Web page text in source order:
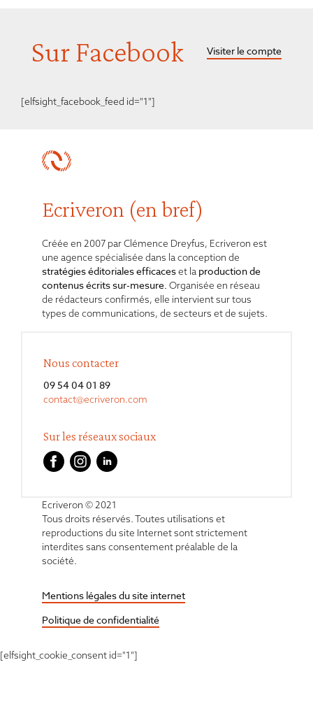
Sur Facebook Visiter le compte
[elfsight_facebook_feed id="1"]
Ecriveron (en bref)
Créée en 2007 par Clémence Dreyfus, Ecriveron est
une agence spécialisée dans la conception de
stratégies éditorialesefficaceset la production de
contenus écrits sur-mesure. Organisée en réseau
de rédacteurs confirmés, elle intervient sur tous
types de communications, de secteurs et de sujets.
Nous contacter
09 54 04 01 89
contact@ecriveron.com
Sur les réseaux sociaux
Ecriveron © 2021
Tous droits réservés. Toutes utilisations et
reproductions du site Internet sont strictement
interdites sans consentement préalable de la
société.
Mentions légales du site internet
Politique de confidentialité
[elfsight_cookie_consent id="1"]